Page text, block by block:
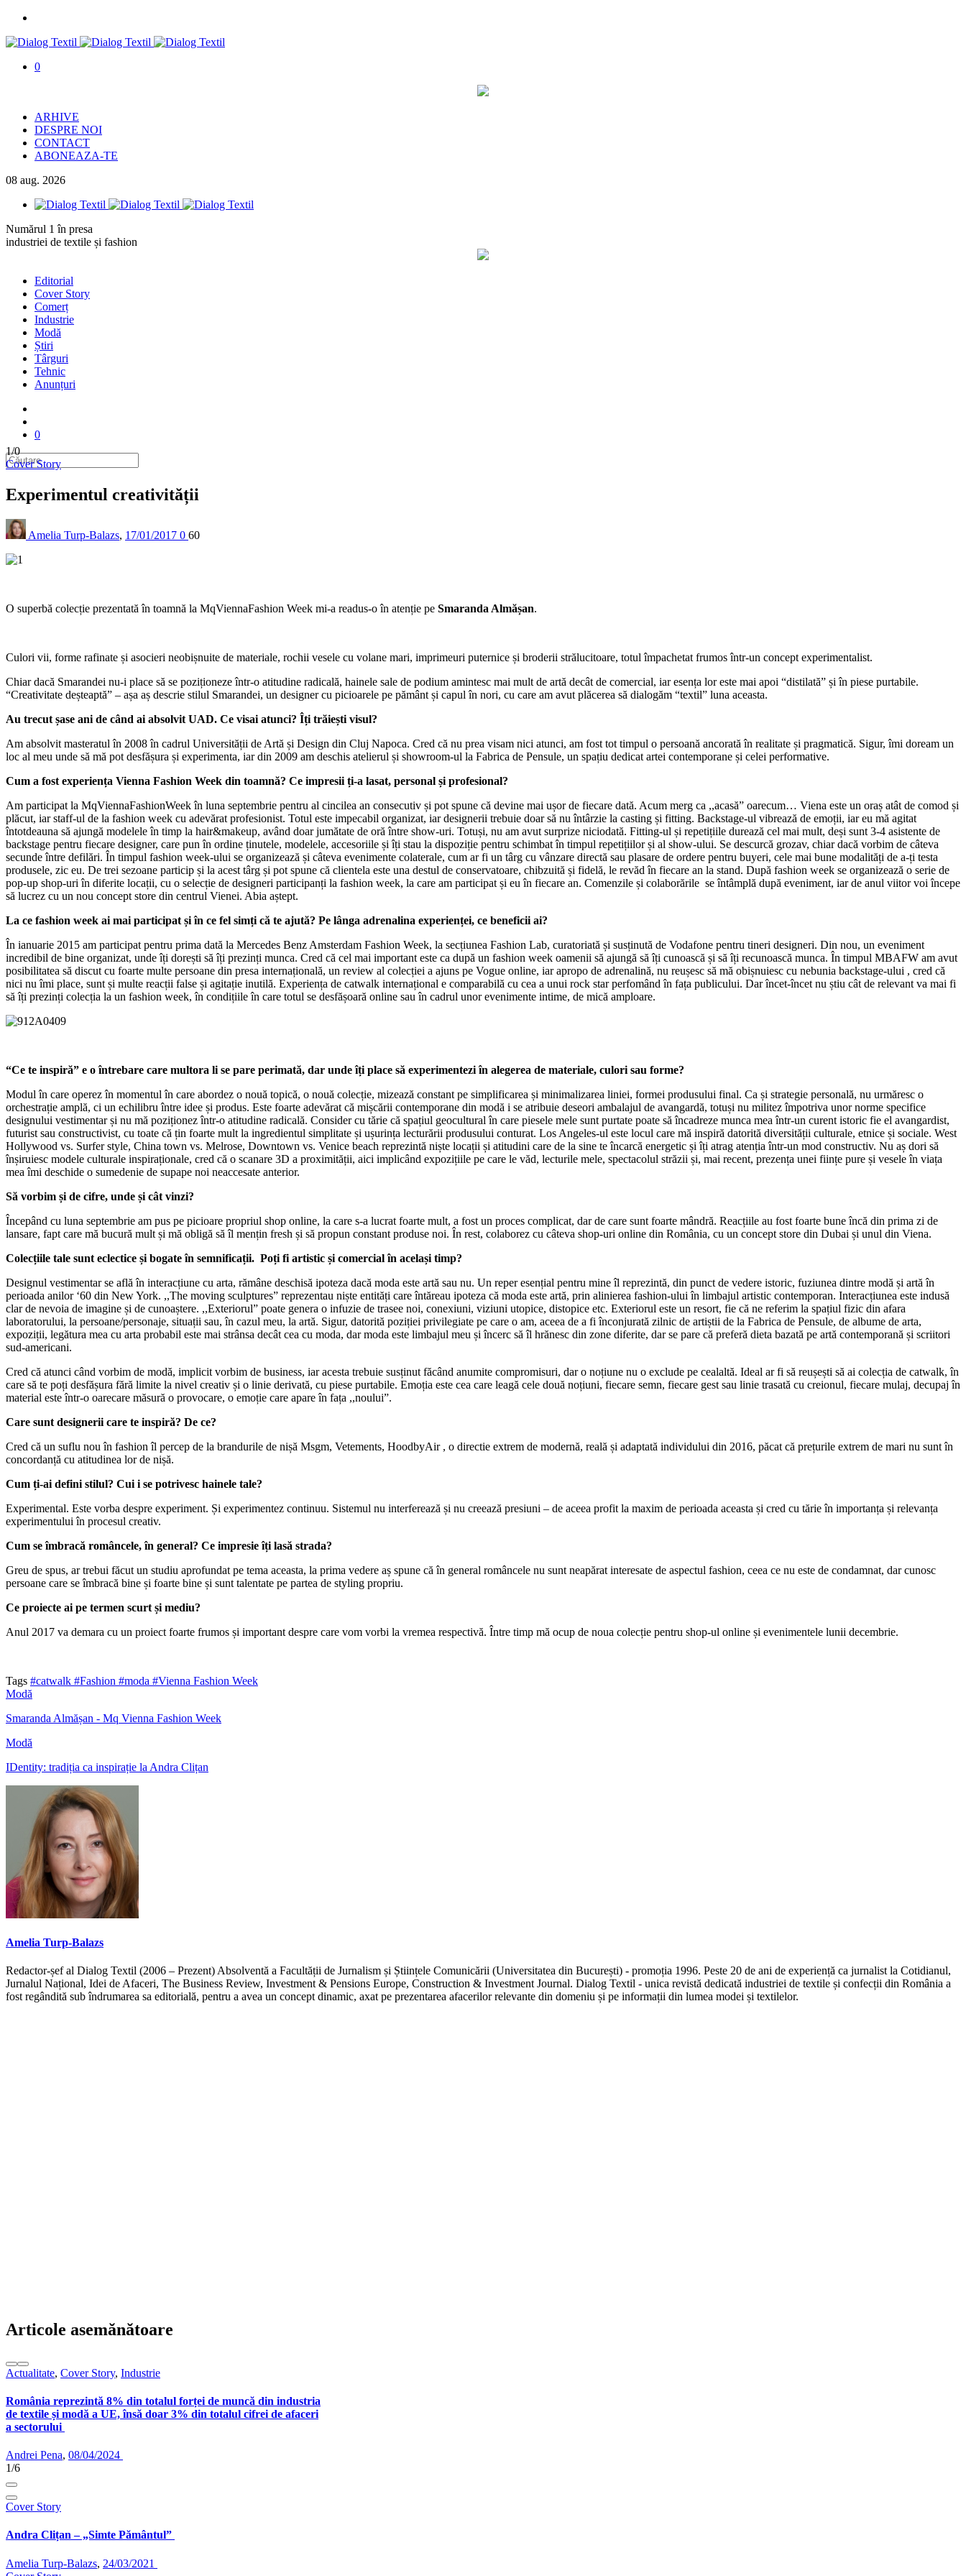
0
ARHIVE
DESPRE NOI
CONTACT
ABONEAZA-TE
08 aug. 2026
Numărul 1 în presa
industriei de textile și fashion
Editorial
Cover Story
Comerț
Industrie
Modă
Știri
Târguri
Tehnic
Anunțuri
0
1/0
Cover Story
Experimentul creativității
Amelia Turp-Balazs, 17/01/2017 0 60
O superbă colecție prezentată în toamnă la MqViennaFashion Week mi-a readus-o în atenție pe Smaranda Almășan.
Culori vii, forme rafinate și asocieri neobișnuite de materiale, rochii vesele cu volane mari, imprimeuri puternice și broderii strălucitoare, totul împachetat frumos într-un concept experimentalist.
Chiar dacă Smarandei nu-i place să se poziționeze într-o atitudine radicală, hainele sale de podium amintesc mai mult de artă decât de comercial, iar esența lor este mai apoi “distilată” și în piese purtabile.
“Creativitate deșteaptă” – așa aș descrie stilul Smarandei, un designer cu picioarele pe pământ și capul în nori, cu care am avut plăcerea să dialogăm “textil” luna aceasta.
Au trecut șase ani de când ai absolvit UAD. Ce visai atunci? Îți trăiești visul?
Am absolvit masteratul în 2008 în cadrul Universității de Artă și Design din Cluj Napoca. Cred că nu prea visam nici atunci, am fost tot timpul o persoană ancorată în realitate și pragmatică. Sigur, îmi doream un
loc al meu unde să mă pot desfășura și experimenta, iar din 2009 am deschis atelierul și showroom-ul la Fabrica de Pensule, un spațiu dedicat artei contemporane și celei performative.
Cum a fost experiența Vienna Fashion Week din toamnă? Ce impresii ți-a lasat, personal și profesional?
Am participat la MqViennaFashionWeek în luna septembrie pentru al cincilea an consecutiv și pot spune că devine mai ușor de fiecare dată. Acum merg ca ,,acasă” oarecum… Viena este un oraș atât de comod și
plăcut, iar staff-ul de la fashion week cu adevărat profesionist. Totul este impecabil organizat, iar designerii trebuie doar să nu întârzie la casting și fitting. Backstage-ul vibrează de emoții, iar eu mă agitat
întotdeauna să ajungă modelele în timp la hair&makeup, având doar jumătate de oră între show-uri. Totuși, nu am avut surprize niciodată. Fitting-ul și repetițiile durează cel mai mult, deși sunt 3-4 asistente de
backstage pentru fiecare designer, care pun în ordine ținutele, modelele, accesoriile și îți stau la dispoziție pentru schimbat în timpul repetițiilor și al show-ului. Se descurcă grozav, chiar dacă vorbim de câteva
secunde între defilări. În timpul fashion week-ului se organizează și câteva evenimente colaterale, cum ar fi un târg cu vânzare directă sau plasare de ordere pentru buyeri, cele mai bune modalități de a-ți testa
produsele, zic eu. De trei sezoane particip și la acest târg și pot spune că clientela este una destul de conservatoare, chibzuită și fidelă, le revăd în fiecare an la stand. După fashion week se organizează o serie de
pop-up shop-uri în diferite locații, cu o selecție de designeri participanți la fashion week, la care am participat și eu în fiecare an. Comenzile și colaborările se întâmplă după eveniment, iar de anul viitor voi începe
să lucrez cu un nou concept store din centrul Vienei. Abia aștept.
La ce fashion week ai mai participat și în ce fel simți că te ajută? Pe lânga adrenalina experienței, ce beneficii ai?
În ianuarie 2015 am participat pentru prima dată la Mercedes Benz Amsterdam Fashion Week, la secțiunea Fashion Lab, curatoriată și susținută de Vodafone pentru tineri designeri. Din nou, un eveniment
incredibil de bine organizat, unde îți dorești să îți prezinți munca. Cred că cel mai important este ca după un fashion week oamenii să ajungă să îți cunoască și să îți recunoască munca. În timpul MBAFW am avut
posibilitatea să discut cu foarte multe persoane din presa internațională, un review al colecției a ajuns pe Vogue online, iar apropo de adrenalină, nu reușesc să mă obișnuiesc cu nebunia backstage-ului , cred că
nici nu îmi place, sunt și multe reacții false și agitație inutilă. Experiența de catwalk internațional e comparabilă cu cea a unui rock star perfomând în fața publicului. Dar încet-încet nu știu cât de relevant va mai fi
să îți prezinți colecția la un fashion week, în condițiile în care totul se desfășoară online sau în cadrul unor evenimente intime, de mică amploare.
“Ce te inspiră” e o întrebare care multora li se pare perimată, dar unde îți place să experimentezi în alegerea de materiale, culori sau forme?
Modul în care operez în momentul în care abordez o nouă topică, o nouă colecție, mizează constant pe simplificarea și minimalizarea liniei, formei produsului final. Ca și strategie personală, nu urmăresc o
orchestrație amplă, ci un echilibru între idee și produs. Este foarte adevărat că mișcării contemporane din modă i se atribuie deseori ambalajul de avangardă, totuși nu militez împotriva unor norme specifice
designului vestimentar și nu mă poziționez într-o atitudine radicală. Consider cu tărie că spațiul geocultural în care piesele mele sunt purtate poate să încadreze munca mea într-un curent istoric fie el avangardist,
futurist sau constructivist, cu toate că țin foarte mult la ingredientul simplitate și ușurința lecturării produsului conturat. Los Angeles-ul este locul care mă inspiră datorită diversității culturale, etnice și sociale. West
Hollywood vs. Surfer style, China town vs. Melrose, Downtown vs. Venice beach reprezintă niște locații și atitudini care de la sine te încarcă energetic și îți atrag atenția într-un mod constructiv. Nu aș dori să
înșiruiesc modele culturale inspiraționale, cred că o scanare 3D a proximității, aici implicând expozițiile pe care le văd, lecturile mele, spectacolul străzii și, mai recent, prezența unei ființe pure și vesele în viața
mea îmi deschide o sumedenie de supape noi neaccesate anterior.
Să vorbim și de cifre, unde și cât vinzi?
Începând cu luna septembrie am pus pe picioare propriul shop online, la care s-a lucrat foarte mult, a fost un proces complicat, dar de care sunt foarte mândră. Reacțiile au fost foarte bune încă din prima zi de
lansare, fapt care mă bucură mult și mă obligă să îl mențin fresh și să propun constant produse noi. În rest, colaborez cu câteva shop-uri online din România, cu un concept store din Dubai și unul din Viena.
Colecțiile tale sunt eclectice și bogate în semnificații. Poți fi artistic și comercial în același timp?
Designul vestimentar se află în interacțiune cu arta, rămâne deschisă ipoteza dacă moda este artă sau nu. Un reper esențial pentru mine îl reprezintă, din punct de vedere istoric, fuziunea dintre modă și artă în
perioada anilor ‘60 din New York. ,,The moving sculptures” reprezentau niște entități care întăreau ipoteza că moda este artă, prin alinierea fashion-ului în limbajul artistic contemporan. Interacțiunea este indusă
clar de nevoia de imagine și de cunoaștere. ,,Exteriorul” poate genera o infuzie de trasee noi, conexiuni, viziuni utopice, distopice etc. Exteriorul este un resort, fie că ne referim la spațiul fizic din afara
laboratorului, la persoane/personaje, situații sau, în cazul meu, la artă. Sigur, datorită poziției privilegiate pe care o am, aceea de a fi înconjurată zilnic de artiștii de la Fabrica de Pensule, de albume de arta,
expoziții, legătura mea cu arta probabil este mai strânsa decât cea cu moda, dar moda este limbajul meu și încerc să îl hrănesc din zone diferite, dar se pare că preferă dieta bazată pe artă contemporană și scriitori
sud-americani.
Cred că atunci când vorbim de modă, implicit vorbim de business, iar acesta trebuie susținut făcând anumite compromisuri, dar o noțiune nu o exclude pe cealaltă. Ideal ar fi să reușești să ai colecția de catwalk, în
care să te poți desfășura fără limite la nivel creativ și o linie derivată, cu piese purtabile. Emoția este cea care leagă cele două noțiuni, fiecare semn, fiecare gest sau linie trasată cu creionul, fiecare mulaj, decupaj în
material este într-o oarecare măsură o provocare, o emoție care apare în fața ,,noului”.
Care sunt designerii care te inspiră? De ce?
Cred că un suflu nou în fashion îl percep de la brandurile de nișă Msgm, Vetements, HoodbyAir , o directie extrem de modernă, reală și adaptată individului din 2016, păcat că prețurile extrem de mari nu sunt în
concordanță cu atitudinea lor de nișă.
Cum ți-ai defini stilul? Cui i se potrivesc hainele tale?
Experimental. Este vorba despre experiment. Și experimentez continuu. Sistemul nu interferează și nu creează presiuni – de aceea profit la maxim de perioada aceasta și cred cu tărie în importanța și relevanța
experimentului în procesul creativ.
Cum se îmbracă româncele, în general? Ce impresie îți lasă strada?
Greu de spus, ar trebui făcut un studiu aprofundat pe tema aceasta, la prima vedere aș spune că în general româncele nu sunt neapărat interesate de aspectul fashion, ceea ce nu este de condamnat, dar cunosc
persoane care se îmbracă bine și foarte bine și sunt talentate pe partea de styling propriu.
Ce proiecte ai pe termen scurt și mediu?
Anul 2017 va demara cu un proiect foarte frumos și important despre care vom vorbi la vremea respectivă. Între timp mă ocup de noua colecție pentru shop-ul online și evenimentele lunii decembrie.
Tags #catwalk #Fashion #moda #Vienna Fashion Week
Modă
Smaranda Almășan - Mq Vienna Fashion Week
Modă
IDentity: tradiția ca inspirație la Andra Clițan
Amelia Turp-Balazs
Redactor-șef al Dialog Textil (2006 – Prezent) Absolventă a Facultății de Jurnalism și Științele Comunicării (Universitatea din București) - promoția 1996. Peste 20 de ani de experiență ca jurnalist la Cotidianul,
Jurnalul Național, Idei de Afaceri, The Business Review, Investment & Pensions Europe, Construction & Investment Journal. Dialog Textil - unica revistă dedicată industriei de textile și confecții din România a
fost regândită sub îndrumarea sa editorială, pentru a avea un concept dinamic, axat pe prezentarea afacerilor relevante din domeniu și pe informații din lumea modei și textilelor.
Articole asemănătoare
Actualitate, Cover Story, Industrie
România reprezintă 8% din totalul forței de muncă din industria
de textile și modă a UE, însă doar 3% din totalul cifrei de afaceri
a sectorului
Andrei Pena, 08/04/2024
1/6
Cover Story
Andra Clițan – „Simte Pământul”
Amelia Turp-Balazs, 24/03/2021